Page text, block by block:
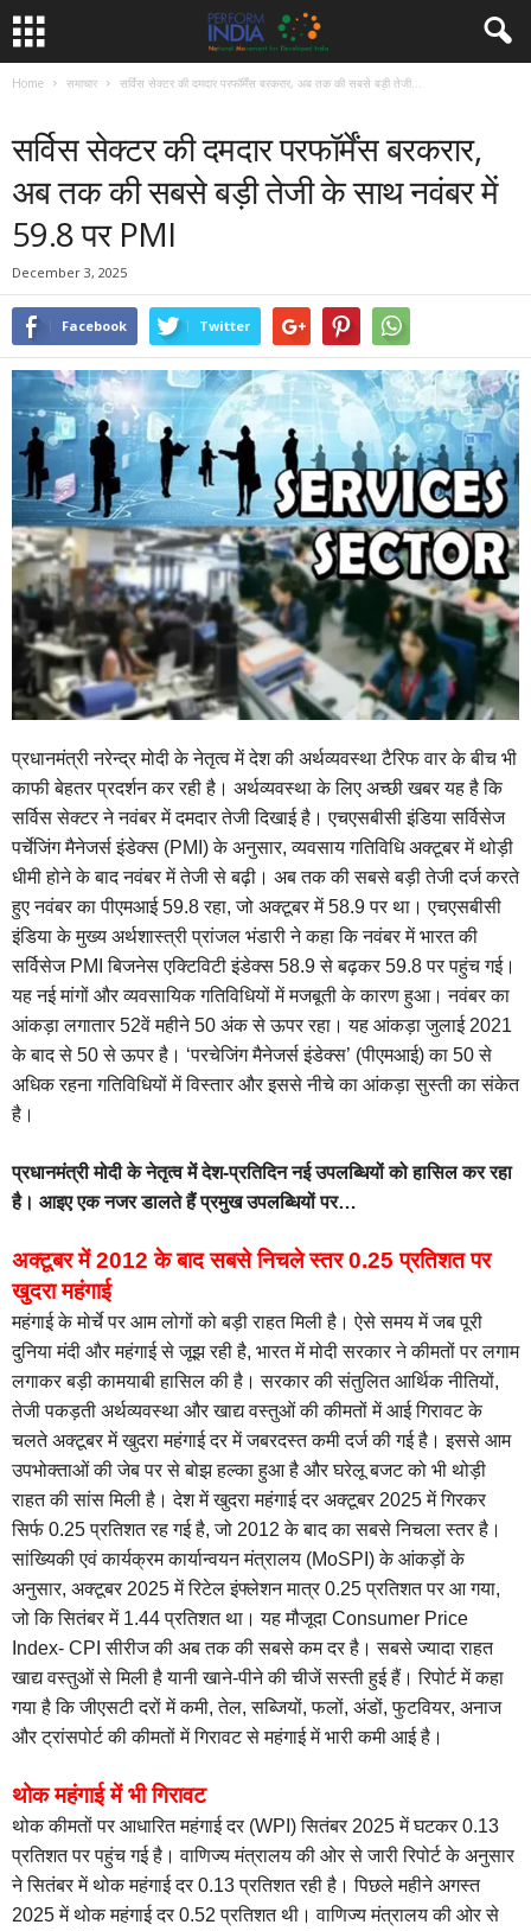
Home समाचार सर्विस सेक्टर की दमदार परफॉर्मेंस बरकरार, अब तक की सबसे बड़ी तेजी...
सर्विस सेक्टर की दमदार परफॉर्मेंस बरकरार,
अब तक की सबसे बड़ी तेजी के साथ नवंबर में
59.8 पर PMI
December 3, 2025
Facebook Twitter
प्रधानमंत्री नरेन्द्र मोदी के नेतृत्व में देश की अर्थव्यवस्था टैरिफ वार के बीच भी
काफी बेहतर प्रदर्शन कर रही है। अर्थव्यवस्था के लिए अच्छी खबर यह है कि
सर्विस सेक्टर ने नवंबर में दमदार तेजी दिखाई है। एचएसबीसी इंडिया सर्विसेज
पर्चेजिंग मैनेजर्स इंडेक्स (PMI) के अनुसार, व्यवसाय गतिविधि अक्टूबर में थोड़ी
धीमी होने के बाद नवंबर में तेजी से बढ़ी। अब तक की सबसे बड़ी तेजी दर्ज करते
हुए नवंबर का पीएमआई 59.8 रहा, जो अक्टूबर में 58.9 पर था। एचएसबीसी
इंडिया के मुख्य अर्थशास्त्री प्रांजल भंडारी ने कहा कि नवंबर में भारत की
सर्विसेज PMI बिजनेस एक्टिविटी इंडेक्स 58.9 से बढ़कर 59.8 पर पहुंच गई।
यह नई मांगों और व्यवसायिक गतिविधियों में मजबूती के कारण हुआ। नवंबर का
आंकड़ा लगातार 52वें महीने 50 अंक से ऊपर रहा। यह आंकड़ा जुलाई 2021
के बाद से 50 से ऊपर है। ‘परचेजिंग मैनेजर्स इंडेक्स’ (पीएमआई) का 50 से
अधिक रहना गतिविधियों में विस्तार और इससे नीचे का आंकड़ा सुस्ती का संकेत
है।
प्रधानमंत्री मोदी के नेतृत्व में देश-प्रतिदिन नई उपलब्धियों को हासिल कर रहा
है। आइए एक नजर डालते हैं प्रमुख उपलब्धियों पर…
अक्टूबर में 2012 के बाद सबसे निचले स्तर 0.25 प्रतिशत पर
खुदरा महंगाई
महंगाई के मोर्चे पर आम लोगों को बड़ी राहत मिली है। ऐसे समय में जब पूरी
दुनिया मंदी और महंगाई से जूझ रही है, भारत में मोदी सरकार ने कीमतों पर लगाम
लगाकर बड़ी कामयाबी हासिल की है। सरकार की संतुलित आर्थिक नीतियों,
तेजी पकड़ती अर्थव्यवस्था और खाद्य वस्तुओं की कीमतों में आई गिरावट के
चलते अक्टूबर में खुदरा महंगाई दर में जबरदस्त कमी दर्ज की गई है। इससे आम
उपभोक्ताओं की जेब पर से बोझ हल्का हुआ है और घरेलू बजट को भी थोड़ी
राहत की सांस मिली है। देश में खुदरा महंगाई दर अक्टूबर 2025 में गिरकर
सिर्फ 0.25 प्रतिशत रह गई है, जो 2012 के बाद का सबसे निचला स्तर है।
सांख्यिकी एवं कार्यक्रम कार्यान्वयन मंत्रालय (MoSPI) के आंकड़ों के
अनुसार, अक्टूबर 2025 में रिटेल इंफ्लेशन मात्र 0.25 प्रतिशत पर आ गया,
जो कि सितंबर में 1.44 प्रतिशत था। यह मौजूदा Consumer Price
Index- CPI सीरीज की अब तक की सबसे कम दर है। सबसे ज्यादा राहत
खाद्य वस्तुओं से मिली है यानी खाने-पीने की चीजें सस्ती हुई हैं। रिपोर्ट में कहा
गया है कि जीएसटी दरों में कमी, तेल, सब्जियों, फलों, अंडों, फुटवियर, अनाज
और ट्रांसपोर्ट की कीमतों में गिरावट से महंगाई में भारी कमी आई है।
थोक महंगाई में भी गिरावट
थोक कीमतों पर आधारित महंगाई दर (WPI) सितंबर 2025 में घटकर 0.13
प्रतिशत पर पहुंच गई है। वाणिज्य मंत्रालय की ओर से जारी रिपोर्ट के अनुसार
ने सितंबर में थोक महंगाई दर 0.13 प्रतिशत रही है। पिछले महीने अगस्त
2025 में थोक महंगाई दर 0.52 प्रतिशत थी। वाणिज्य मंत्रालय की ओर से